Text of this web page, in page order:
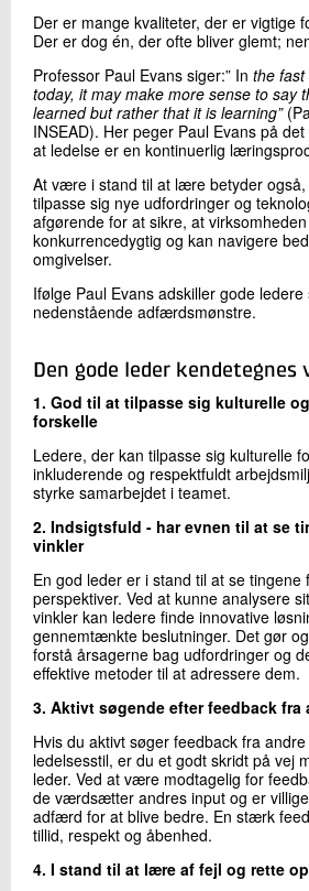
Der er mange kvaliteter, der er vigtige
Der er dog én, der ofte bliver glemt;
Professor Paul Evans siger:” In the
today, it may make more sense to say
learned but rather that it is learning”
INSEAD). Her peger Paul Evans på
at ledelse er en kontinuerlig
At være i stand til at lære betyder også,
tilpasse sig nye udfordringer og
afgørende for at sikre, at
konkurrencedygtig og kan navigere
omgivelser.
Ifølge Paul Evans adskiller gode
nedenstående adfærdsmønstre.
Den gode leder
1. God til at tilpasse sig kulturelle
forskelle
Ledere, der kan tilpasse sig kulturelle
inkluderende og respektfuldt
styrke samarbejdet i teamet.
2. Indsigtsfuld - har evnen til at se
vinkler
En god leder er i stand til at se tingene
perspektiver. Ved at kunne analysere
vinkler kan ledere finde innovative
gennemtænkte beslutninger. Det gør
forstå årsagerne bag udfordringer og
effektive metoder til at adressere dem.
3. Aktivt søgende efter feedback fra
Hvis du aktivt søger feedback fra
ledelsesstil, er du et godt skridt på vej
leder. Ved at være modtagelig for
de værdsætter andres input og er
adfærd for at blive bedre. En stærk
tillid, respekt og åbenhed.
4. I stand til at lære af fejl og rette